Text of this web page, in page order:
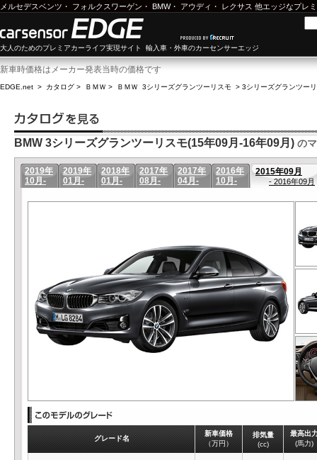
メルセデスベンツ ・ フォルクスワーゲン ・ BMW・ アウディ ・ レクサス 他エッジなプレ
大人のためのプレミアカーライフ実現サイト 輸入車・外車のカーセンサーエッジ
新車時価格はメーカー発表当時の価格です
EDGE.net > カタログ > ＢＭＷ > ＢＭＷ 3シリーズグランツーリスモ > 3シリーズグランツー
BMW 3シリーズグランツーリスモ(15年09月-16年09月) の
2019年
10月-
2019年
01月-
2018年
01月-
2017年
08月-
2017年
04月-
2016年
10月-
2015年09月
- 2016年09月
グレード名
新車価格
（万円）
排気量
(cc)
最高出
(馬力)